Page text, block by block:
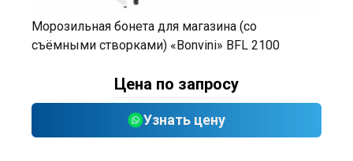
Морозильная бонета для магазина (со
съёмными створками) «Bonvini» BFL 2100
Цена по запросу
Узнать цену